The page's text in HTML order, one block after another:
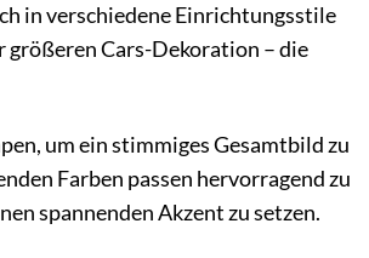
in verschiedene Einrichtungsstile
größeren Cars-Dekoration – die
um ein stimmiges Gesamtbild zu
Farben passen hervorragend zu
spannenden Akzent zu setzen.